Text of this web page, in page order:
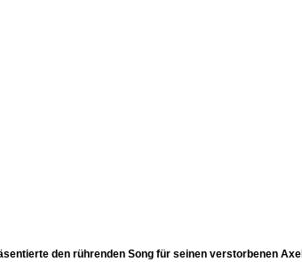
den rührenden Song für seinen verstorbenen Axel